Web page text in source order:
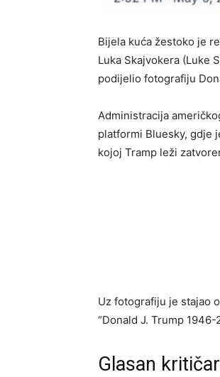
Bijela kuća žestoko je
Luka Skajvokera (Luke
podijelio fotografiju
Administracija
platformi Bluesky, gdje
kojoj Tramp leži
Uz fotografiju je stajao
“Donald J. Trump 1946-
Glasan kritičar